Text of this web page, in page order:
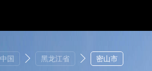
中国 黑龙江省 密山市